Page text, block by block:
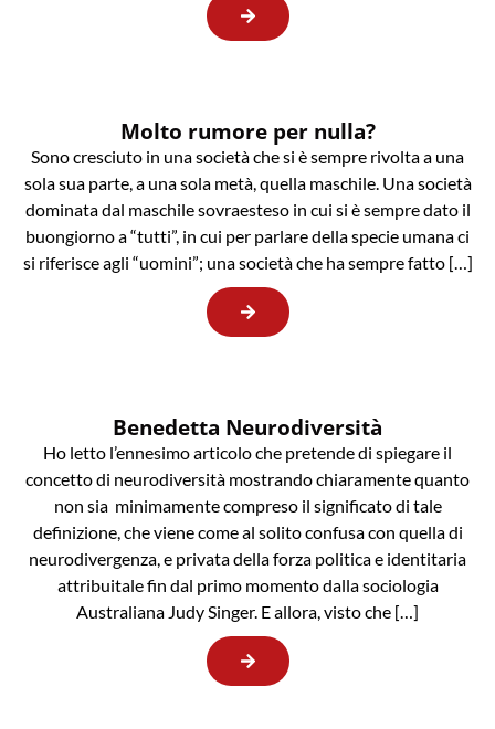
Molto rumore per nulla?
Sono cresciuto in una società che si è sempre rivolta a una
sola sua parte, a una sola metà, quella maschile. Una società
dominata dal maschile sovraesteso in cui si è sempre dato il
buongiorno a “tutti”, in cui per parlare della specie umana ci
si riferisce agli “uomini”; una società che ha sempre fatto […]
Benedetta Neurodiversità
Ho letto l’ennesimo articolo che pretende di spiegare il
concetto di neurodiversità mostrando chiaramente quanto
non sia minimamente compreso il significato di tale
definizione, che viene come al solito confusa con quella di
neurodivergenza, e privata della forza politica e identitaria
attribuitale fin dal primo momento dalla sociologia
Australiana Judy Singer. E allora, visto che […]